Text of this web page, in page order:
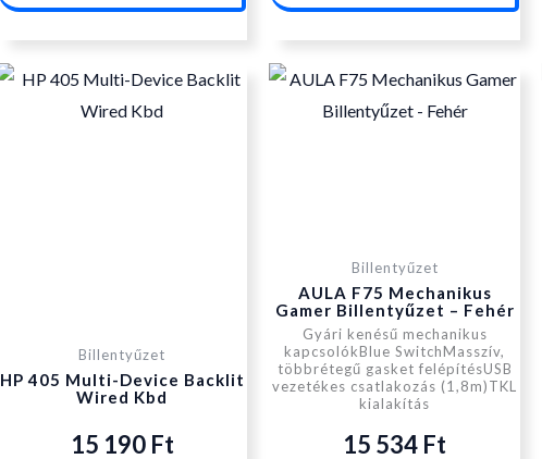
Billentyűzet
HP 405 Multi-Device Backlit
Wired Kbd
15 190 Ft
Billentyűzet
AULA F75 Mechanikus
Gamer Billentyűzet – Fehér
Gyári kenésű mechanikus
kapcsolókBlue SwitchMasszív,
többrétegű gasket felépítésUSB
vezetékes csatlakozás (1,8m)TKL
kialakítás
15 534 Ft